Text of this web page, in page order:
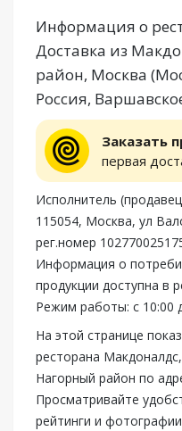
Информация о
Доставка из
район, Москва
Россия,
Заказать
первая
Исполнитель
115054, Москва, ул
рег.номер
Информация о
продукции доступна в
Режим работы: с 10:00
На этой странице
ресторана
Нагорный район по
Просматривайте
рейтинги и